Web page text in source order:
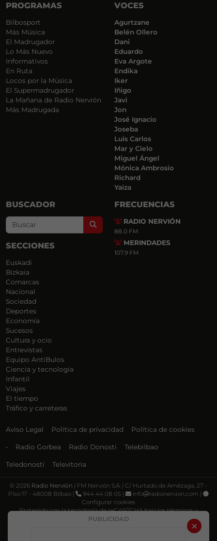
PUBLICIDAD
PROGRAMAS
Bilbosport
Más Música
El Madrugador
Lo Más Nuevo
Informativos
En Ruta
Locos por la Música
El Supermadrugador
La Mañana de Radio Nervión
Más Madrugada
VOCES
Agurtzane
Belén Ollero
Dani
Eduardo
Eva Argote
Endika
Iker
Iñigo
Javi
Jon
José Ignacio
Joseba
Luis Carlos
Mar y Cielo
Miguel Ángel
Mónica Ambrosio
Richard
Yaiza
BUSCADOR
Search
SECCIONES
Euskadi
Bizkaia
Comarcas
Nacional
Sociedad
Deportes
Economía
Sucesos
Cultura y ocio
Entrevistas
Equipo AntiBulos
Ciencia y tecnología
Infantil
Viajes
El tiempo
Tráfico y carreteras
FRECUENCIAS
RADIO NERVIÓN
88.0 FM
MERINDADES
107.9 FM
Aviso Legal Política de privacidad Política de cookies
• Radio Gorbea Radio Donosti Telebilbao
Teledonosti Televitoria
© 2026 Radio Nervión | FM Nervión S.A. | C/ Hurtado de Amézaga, 27 -
Piso 17 - 48008 Bilbao |
944 44 08 05 | info
radionervion.com |
Configurar cookies
Protegido con la tecnología de reCAPTCHA bajo los términos y
Política de privacidad Términos de servicio